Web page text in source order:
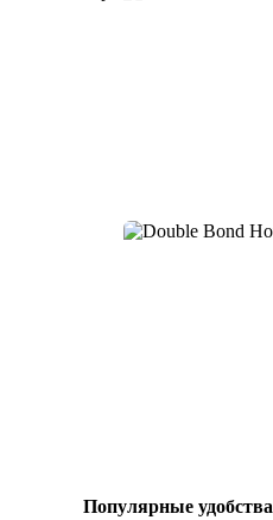
Популярные удобства